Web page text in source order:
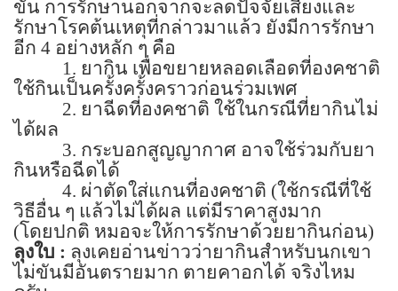
ขัน การรักษานอกจากจะลดปัจจัยเสี่ยงและ
รักษาโรคต้นเหตุที่กล่าวมาแล้ว ยังมีการรักษา
อีก 4 อย่างหลัก ๆ คือ
1. ยากิน เพื่อขยายหลอดเลือดที่องคชาติ
ใช้กินเป็นครั้งครั้งคราวก่อนร่วมเพศ
2. ยาฉีดที่องคชาติ ใช้ในกรณีที่ยากินไม่
ได้ผล
3. กระบอกสูญญากาศ อาจใช้ร่วมกับยา
กินหรือฉีดได้
4. ผ่าตัดใส่แกนที่องคชาติ (ใช้กรณีที่ใช้
วิธีอื่น ๆ แล้วไม่ได้ผล แต่มีราคาสูงมาก
(โดยปกติ หมอจะให้การรักษาด้วยยากินก่อน)
ลุงใบ : ลุงเคยอ่านข่าวว่ายากินสำหรับนกเขา
ไม่ขันมีอันตรายมาก ตายคาอกได้ จริงไหม